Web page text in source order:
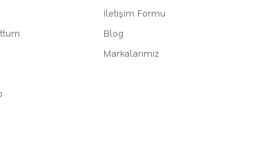
İletişim Formu
Blog
Markalarımız